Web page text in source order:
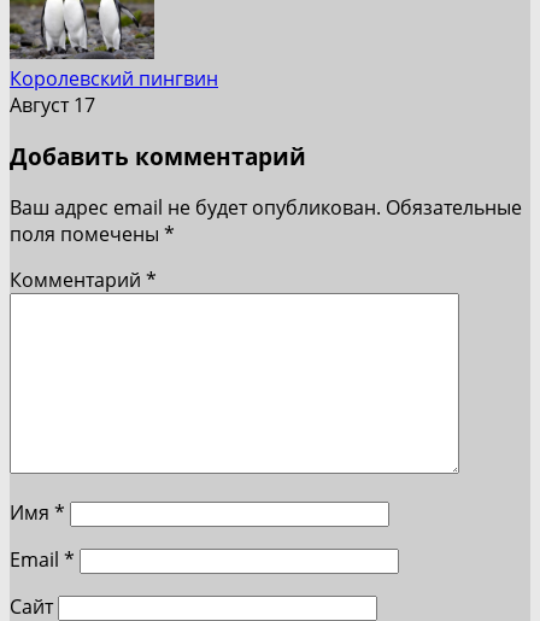
Королевский пингвин
Август 17
Добавить комментарий
Ваш адрес email не будет опубликован. Обязательные
поля помечены *
Комментарий *
Имя *
Email *
Сайт